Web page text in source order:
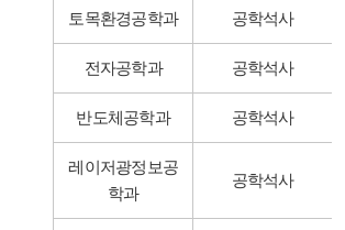
토목환경공학과 공학석사
전자공학과 공학석사
반도체공학과 공학석사
레이저광정보공
학과
공학석사